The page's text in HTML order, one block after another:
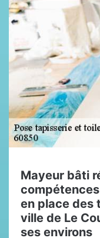
Mayeur bâti
en place des
ville de Le
ses environs